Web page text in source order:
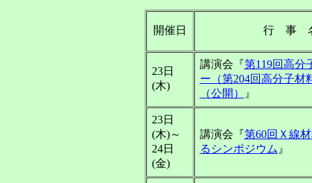
開催日 行 事
23日
(木)
講演会『第119回高分
ー（第204回高分子材
（公開）
』
23日
(木)～
24日
(金)
講演会『第60回Ｘ線
るシンポジウム 』